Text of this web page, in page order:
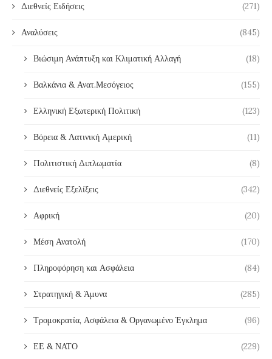
Διεθνείς Ειδήσεις (271)
Αναλύσεις (845)
Βιώσιμη Ανάπτυξη και Κλιματική Αλλαγή (18)
Βαλκάνια & Ανατ.Μεσόγειος (155)
Ελληνική Εξωτερική Πολιτική (123)
Βόρεια & Λατινική Αμερική (11)
Πολιτιστική Διπλωματία (8)
Διεθνείς Εξελίξεις (342)
Αφρική (20)
Μέση Ανατολή (170)
Πληροφόρηση και Ασφάλεια (84)
Στρατηγική & Άμυνα (285)
Τρομοκρατία, Ασφάλεια & Οργανωμένο Έγκλημα (96)
ΕΕ & ΝΑΤΟ (229)